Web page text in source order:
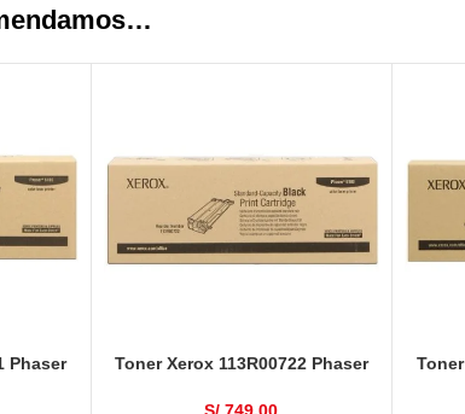
Phaser
Toner Xerox 113R00722 Phaser